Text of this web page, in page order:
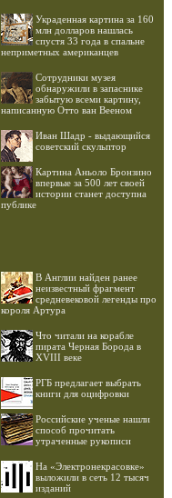
Украденная картина за 160
млн долларов нашлась
спустя 33 года в спальне
неприметных американцев
Cотрудники музея
обнаружили в запаснике
забытую всеми картину,
написанную Отто ван Вееном
Иван Шадр - выдающийся
советский скульптор
Картина Аньоло Бронзино
впервые за 500 лет своей
истории станет доступна
публике
В Англии найден ранее
неизвестный фрагмент
средневековой легенды про
короля Артура
Что читали на корабле
пирата Черная Борода в
XVIII веке
РГБ предлагает выбрать
книги для оцифровки
Российские ученые нашли
способ прочитать
утраченные рукописи
На «Электронекрасовке»
выложили в сеть 12 тысяч
изданий